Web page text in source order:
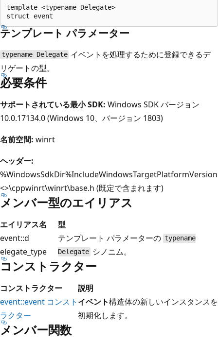
template <typename Delegate>
テンプレート パラメーター
typename Delegate イベントを処理するために登録できるデ
リゲートの型。
必要条件
サポートされている最小 SDK: Windows SDK バージョン
10.0.17134.0 (Windows 10、バージョン 1803)
名前空間: winrt
ヘッダー:
%WindowsSdkDir%IncludeWindowsTargetPlatformVersion
<>\cppwinrt\winrt\base.h (既定で含まれます)
メンバー型のエイリアス
エイリアス名
型
event::d
elegate_type
テンプレート パラメーターの typename
Delegate シノニム。
コンストラクター
コンストラクター
説明
event::event コンスト
ラクター
イベント構造体の新しいインスタンスを
初期化します。
メンバー関数